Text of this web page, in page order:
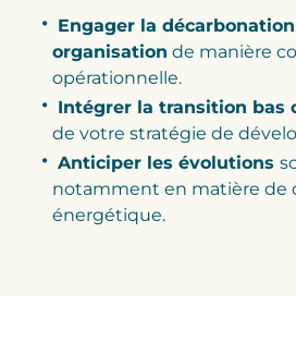
Engager la
organisation de manière
opérationnelle.
Intégrer la transition bas
de votre stratégie de
Anticiper les évolutions
notamment en matière de
énergétique.